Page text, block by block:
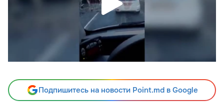
Подпишитесь на новости Point.md в Google